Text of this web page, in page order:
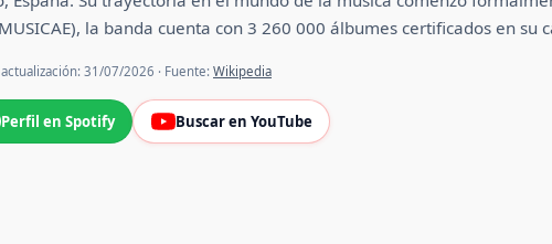
la banda cuenta con 3 260 000 álbumes certificados en su
31/07/2026 · Fuente: Wikipedia
Perfil en Spotify Buscar en YouTube